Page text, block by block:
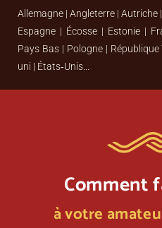
Allemagne | Angleterre | Autriche
Espagne | Écosse | Estonie |
Pays Bas | Pologne |
uni | États‑Unis...
Comment
à votre